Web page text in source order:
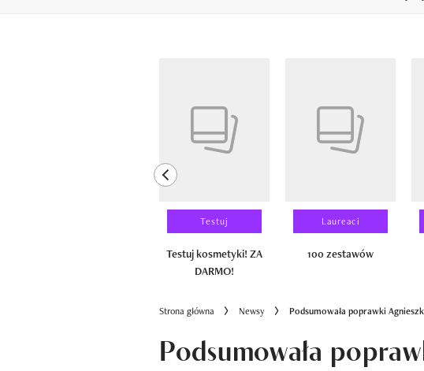
previous element
Testuj
Testuj kosmetyki! ZA
DARMO!
Laureaci
100 zestawów
Strona główna Newsy Podsumowała poprawki
Podsumowała